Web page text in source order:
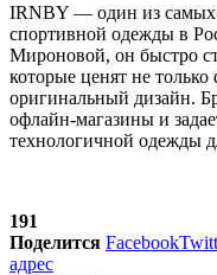
IRNBY — один из самых
спортивной одежды в
Мироновой, он быстро
которые ценят не
оригинальный дизайн.
офлайн-магазины и
технологичной одежды
191
Поделится Facebook
адрес